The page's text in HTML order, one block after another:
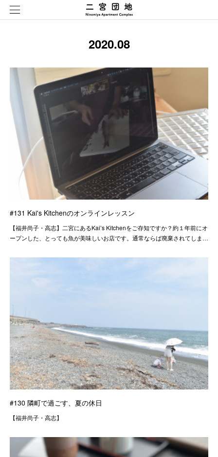
2020.08
#131 Kai's Kitchenのオンラインレッスン
【福井尚子・高志】二宮にあるKai’s Kitchenをご存知ですか？約１年前にオ
ープンした、とっても魚が美味しいお店です。通常ならば廃棄されてしま…
#130 隣町で過ごす、夏の休日
【福井尚子・高志】